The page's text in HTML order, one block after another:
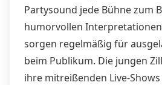
Partysound jede Bühne zum
humorvollen
sorgen regelmäßig für
beim Publikum. Die jungen
ihre mitreißenden Live-